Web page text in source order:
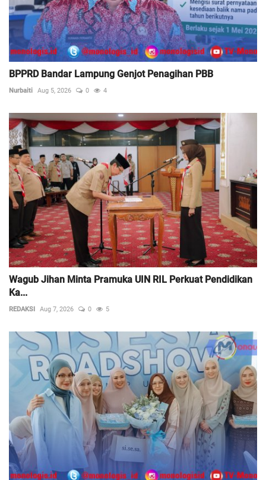
BPPRD Bandar Lampung Genjot Penagihan PBB
Nurbaiti Aug 5, 2026 0 4
Wagub Jihan Minta Pramuka UIN RIL Perkuat Pendidikan
Ka...
REDAKSI Aug 7, 2026 0 5